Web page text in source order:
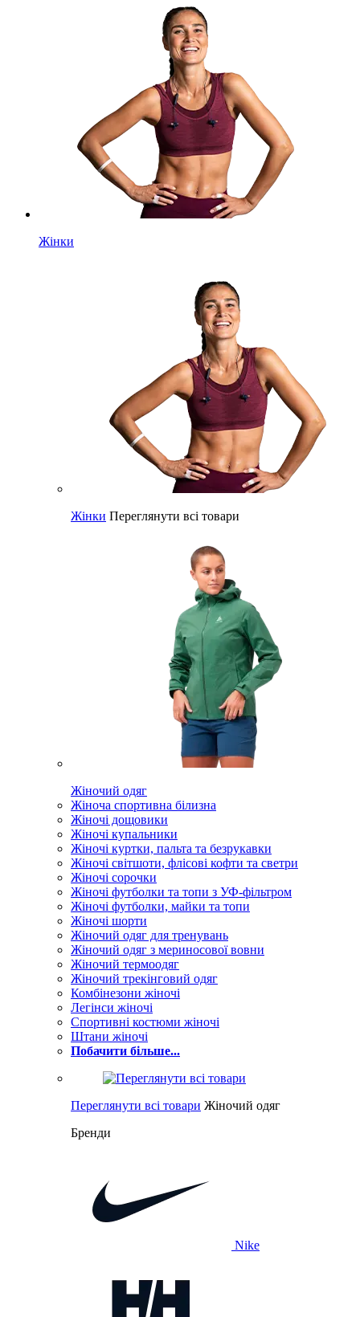
Жінки
Жінки Переглянути всі товари
Жіночий одяг
Жіноча спортивна білизна
Жіночі дощовики
Жіночі купальники
Жіночі куртки, пальта та безрукавки
Жіночі світшоти, флісові кофти та светри
Жіночі сорочки
Жіночі футболки та топи з УФ-фільтром
Жіночі футболки, майки та топи
Жіночі шорти
Жіночий одяг для тренувань
Жіночий одяг з мериносової вовни
Жіночий термоодяг
Жіночий трекінговий одяг
Комбінезони жіночі
Легінси жіночі
Спортивні костюми жіночі
Штани жіночі
Побачити більше...
Переглянути всі товари Жіночий одяг
Бренди
Nike